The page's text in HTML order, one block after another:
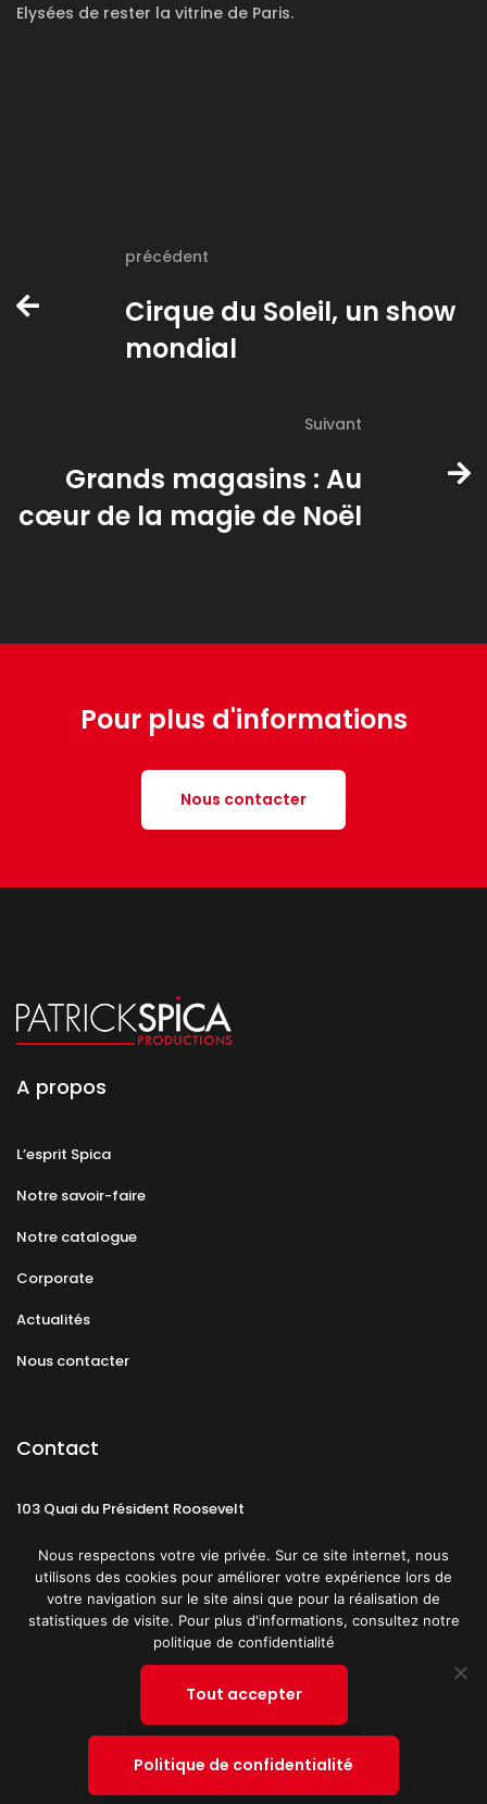
Elysées de rester la vitrine de Paris.
précédent
Cirque du Soleil, un show
mondial
Suivant
Grands magasins : Au
cœur de la magie de Noël
Pour plus d'informations
Nous contacter
A propos
L’esprit Spica
Notre savoir-faire
Notre catalogue
Corporate
Actualités
Nous contacter
Contact
103 Quai du Président Roosevelt
CGU Politique de confidentialité
© 2019 PATRICK SPICA PRODUCTIONS. Tous droits réservés.
Nous respectons votre vie privée. Sur ce site internet, nous
utilisons des cookies pour améliorer votre expérience lors de
votre navigation sur le site ainsi que pour la réalisation de
statistiques de visite. Pour plus d'informations, consultez notre
politique de confidentialité
Tout accepter
Politique de confidentialité